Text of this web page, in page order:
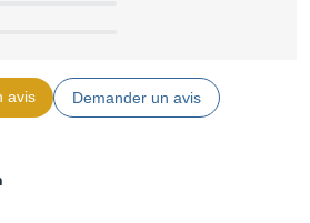
avis Demander un avis